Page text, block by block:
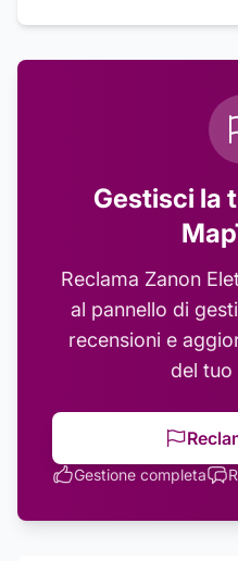
Gestisci la
Reclama Zanon
al pannello di
recensioni e
del tuo
Gestione completa